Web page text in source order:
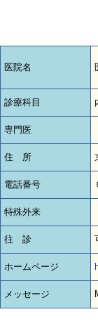
医院名
診療科目
専門医
住 所
電話番号
特殊外来
往 診
ホームページ
メッセージ